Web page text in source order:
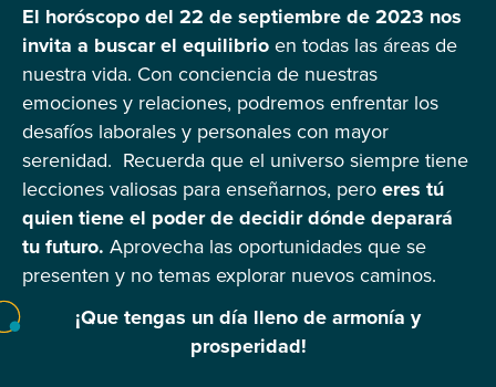
El horóscopo del 22 de septiembre de 2023 nos
invita a buscar el equilibrio en todas las áreas de
nuestra vida. Con conciencia de nuestras
emociones y relaciones, podremos enfrentar los
desafíos laborales y personales con mayor
serenidad. Recuerda que el universo siempre tiene
lecciones valiosas para enseñarnos, pero eres tú
quien tiene el poder de decidir dónde deparará
tu futuro. Aprovecha las oportunidades que se
presenten y no temas explorar nuevos caminos.
¡Que tengas un día lleno de armonía y
prosperidad!